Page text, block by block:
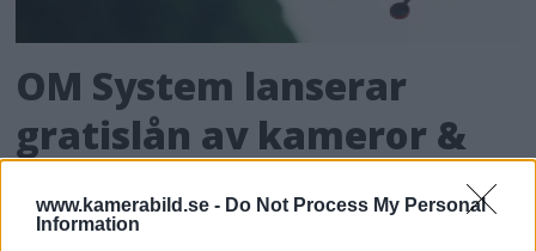
www.kamerabild.se - Do Not Process My Personal
Information
OM System lanserar
gratislån av kameror &
objektiv i Sverige
OM System lanserar nu "Test & Wow"-